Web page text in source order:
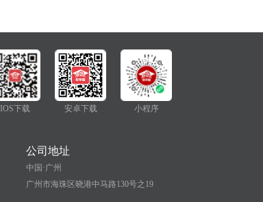
IOS下载 安卓下载 小程序
公司地址
中国·广州
广州市海珠区晓港中马路130号之19